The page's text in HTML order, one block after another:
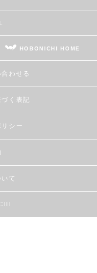
HOBONICHI HOME
わせる
く表記
シー
て